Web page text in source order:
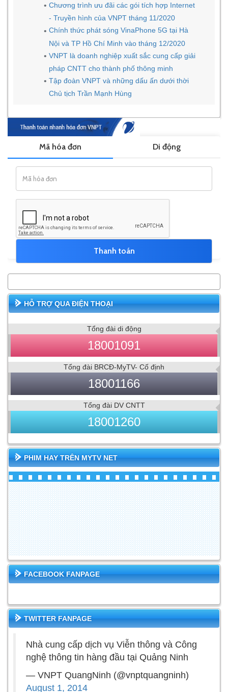
Chương trình ưu đãi các gói tích hợp Internet
- Truyền hình của VNPT tháng 11/2020
Chính thức phát sóng VinaPhone 5G tại Hà
Nội và TP Hồ Chí Minh vào tháng 12/2020
VNPT là doanh nghiệp xuất sắc cung cấp giải
pháp CNTT cho thành phố thông minh
Tập đoàn VNPT và những dấu ấn dưới thời
Chủ tịch Trần Mạnh Hùng
HỖ TRỢ QUA ĐIỆN THOẠI
Tổng đài di động
18001091
Tổng đài BRCĐ-MyTV- Cố định
18001166
Tổng đài DV CNTT
18001260
PHIM HAY TRÊN MYTV NET
FACEBOOK FANPAGE
TWITTER FANPAGE
Nhà cung cấp dịch vụ Viễn thông và Công
nghệ thông tin hàng đầu tại Quảng Ninh
— VNPT QuangNinh (@vnptquangninh)
August 1, 2014